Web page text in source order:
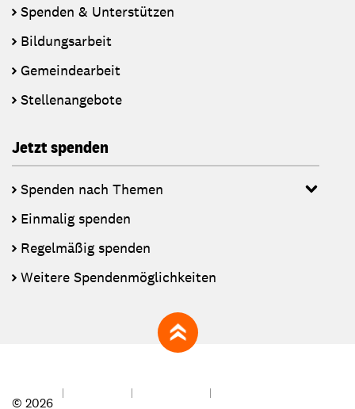
Spenden & Unterstützen
Bildungsarbeit
Gemeindearbeit
Stellenangebote
Jetzt spenden
Spenden nach Themen
Einmalig spenden
Regelmäßig spenden
Weitere Spendenmöglichkeiten
zum Seitenanfang
© 2026